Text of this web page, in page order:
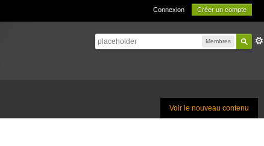
Connexion Créer un compte
Membres
Voir le nouveau contenu